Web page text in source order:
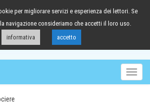
041/98.63.88
per migliorare servizi e esperienza dei lettori. Se
navigazione consideriamo che accetti il loro uso.
informativa
accetto